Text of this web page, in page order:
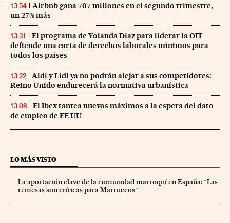
13:54
Airbnb gana 707 millones en el segundo trimestre,
un 27% más
13:31
El programa de Yolanda Díaz para liderar la OIT
defiende una carta de derechos laborales mínimos para
todos los países
13:22
Aldi y Lidl ya no podrán alejar a sus competidores:
Reino Unido endurecerá la normativa urbanística
13:08
El Ibex tantea nuevos máximos a la espera del dato
de empleo de EE UU
LO MÁS VISTO
La aportación clave de la comunidad marroquí en España: “Las
remesas son críticas para Marruecos”